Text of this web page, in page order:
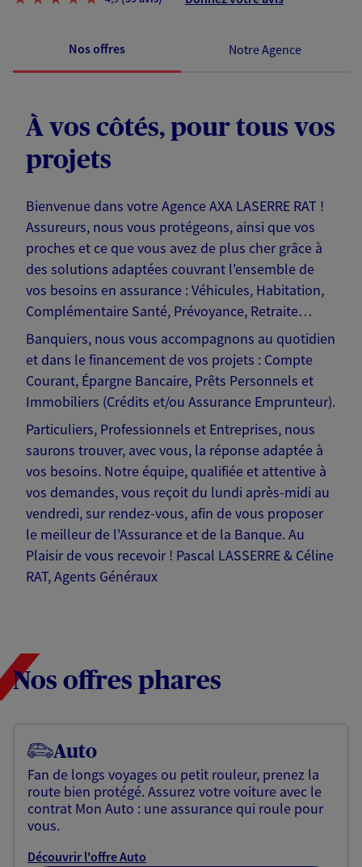
Nos offres Notre Agence
À vos côtés, pour tous vos
projets
Bienvenue dans votre Agence AXA LASERRE RAT !
Assureurs, nous vous protégeons, ainsi que vos
proches et ce que vous avez de plus cher grâce à
des solutions adaptées couvrant l'ensemble de
vos besoins en assurance : Véhicules, Habitation,
Complémentaire Santé, Prévoyance, Retraite…
Banquiers, nous vous accompagnons au quotidien
et dans le financement de vos projets : Compte
Courant, Épargne Bancaire, Prêts Personnels et
Immobiliers (Crédits et/ou Assurance Emprunteur).
Particuliers, Professionnels et Entreprises, nous
saurons trouver, avec vous, la réponse adaptée à
vos besoins. Notre équipe, qualifiée et attentive à
vos demandes, vous reçoit du lundi après-midi au
vendredi, sur rendez-vous, afin de vous proposer
le meilleur de l'Assurance et de la Banque. Au
Plaisir de vous recevoir ! Pascal LASSERRE & Céline
RAT, Agents Généraux
Nos offres phares
Auto
Fan de longs voyages ou petit rouleur, prenez la
route bien protégé. Assurez votre voiture avec le
contrat Mon Auto : une assurance qui roule pour
vous.
Découvrir l'offre Auto